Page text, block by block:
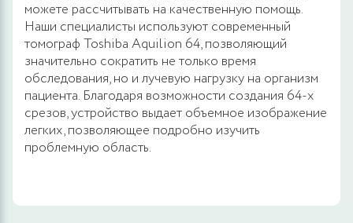
можете рассчитывать на качественную помощь.
Наши специалисты используют современный
томограф Toshiba Aquilion 64, позволяющий
значительно сократить не только время
обследования, но и лучевую нагрузку на организм
пациента. Благодаря возможности создания 64-х
срезов, устройство выдает объемное изображение
легких, позволяющее подробно изучить
проблемную область.